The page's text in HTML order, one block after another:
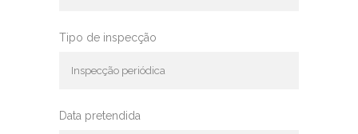
Tipo de inspecção
Data pretendida